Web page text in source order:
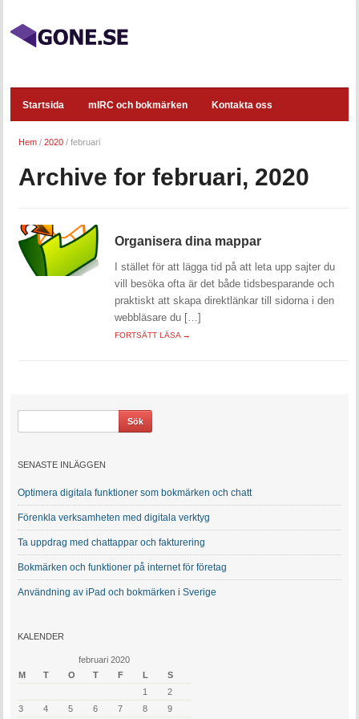
Startsida mIRC och bokmärken Kontakta oss
Hem /2020 /februari
Archive for februari, 2020
Organisera dina mappar
I stället för att lägga tid på att leta upp sajter du
vill besöka ofta är det både tidsbesparande och
praktiskt att skapa direktlänkar till sidorna i den
webbläsare du […]
FORTSÄTT LÄSA →
SENASTE INLÄGGEN
Optimera digitala funktioner som bokmärken och chatt
Förenkla verksamheten med digitala verktyg
Ta uppdrag med chattappar och fakturering
Bokmärken och funktioner på internet för företag
Användning av iPad och bokmärken i Sverige
KALENDER
februari 2020
M
T O T F L
S
1
2
3
4 5 6 7 8 9